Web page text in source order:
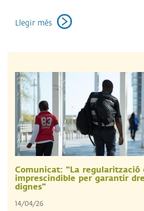
Llegir més
Comunicat: "La regularització
imprescindible per garantir
dignes"
14/04/26